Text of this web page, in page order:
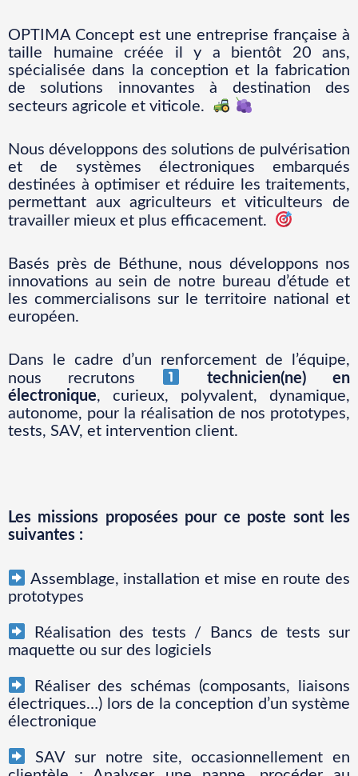
OPTIMA Concept est une entreprise française à
taille humaine créée il y a bientôt 20 ans,
spécialisée dans la conception et la fabrication
de solutions innovantes à destination des
secteurs agricole et viticole.
Nous développons des solutions de pulvérisation
et de systèmes électroniques embarqués
destinées à optimiser et réduire les traitements,
permettant aux agriculteurs et viticulteurs de
travailler mieux et plus efficacement.
Basés près de Béthune, nous développons nos
innovations au sein de notre bureau d’étude et
les commercialisons sur le territoire national et
européen.
Dans le cadre d’un renforcement de l’équipe,
nous recrutons
technicien(ne) en
électronique, curieux, polyvalent, dynamique,
autonome, pour la réalisation de nos prototypes,
tests, SAV, et intervention client.
Les missions proposées pour ce poste sont les
suivantes :
Assemblage, installation et mise en route des
prototypes
Réalisation des tests / Bancs de tests sur
maquette ou sur des logiciels
Réaliser des schémas (composants, liaisons
électriques…) lors de la conception d’un système
électronique
SAV sur notre site, occasionnellement en